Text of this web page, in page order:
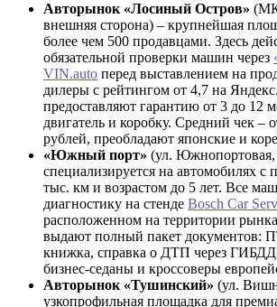
Авторынок «Лосиный Остров»
внешняя сторона) – крупнейшая
более чем 500 продавцами. Здесь
обязательной проверки машин через
VIN.auto перед выставлением на
дилеры с рейтингом от 4,7 на
предоставляют гарантию от 3 до 12
двигатель и коробку. Средний чек –
рублей, преобладают японские и
«Южный порт» (ул. Южнопортовая,
специализируется на автомобилях с
тыс. км и возрастом до 5 лет. Все
диагностику на стенде Bosch Car
расположенном на территории
выдают полный пакет документов:
книжка, справка о ДТП через
бизнес-седаны и кроссоверы
Авторынок «Тушинский» (ул.
узкопрофильная площадка для